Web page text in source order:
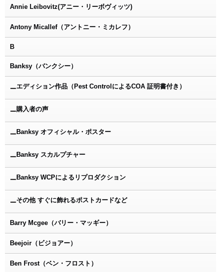
Annie Leibovitz(アニー・リーボヴィッツ)
Antony Micallef（アントニー・ミカレフ）
B
Banksy（バンクシー）
ーエディション作品（Pest ControlによるCOA 証明書付き）
ー購入者の声
ーBanksy オフィシャル・ポスター
ーBanksy スカルプチャー
ーBanksy WCPによるリプロダクション
ーその他 すぐに飾れるポストカードなど
Barry Mcgee（バリー・マッギー）
Beejoir（ビジョアー）
Ben Frost（ベン・フロスト）